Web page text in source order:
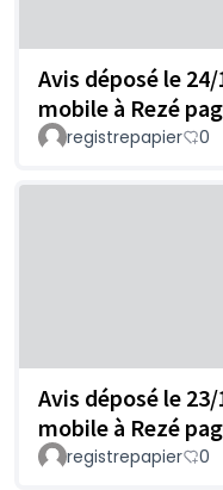
Avis déposé le
mobile à Rezé
registrepapier 0
Avis déposé le
mobile à Rezé
registrepapier 0